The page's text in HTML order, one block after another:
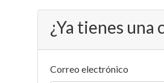
¿Ya tienes una
Correo electrónico